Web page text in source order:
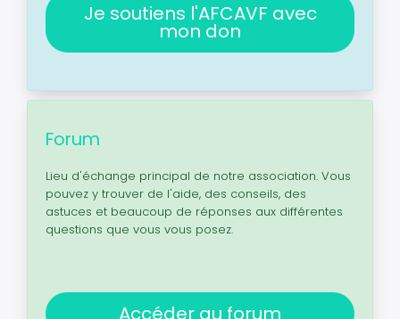
Je soutiens l'AFCAVF avec
mon don
Forum
Lieu d'échange principal de notre association. Vous
pouvez y trouver de l'aide, des conseils, des
astuces et beaucoup de réponses aux différentes
questions que vous vous posez.
Accéder au forum